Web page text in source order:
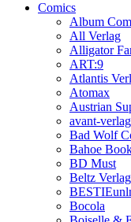
Comics
Album
All Verlag
Alligator
ART:9
Atlantis
Atomax
Austrian
avant-verlag
Bad Wolf
Bahoe
BD Must
Beltz Verlag
Bocola